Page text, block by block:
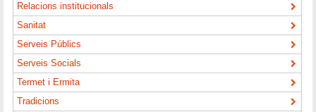
Relacions institucionals
Sanitat
Serveis Públics
Serveis Socials
Termet i Ermita
Tradicions